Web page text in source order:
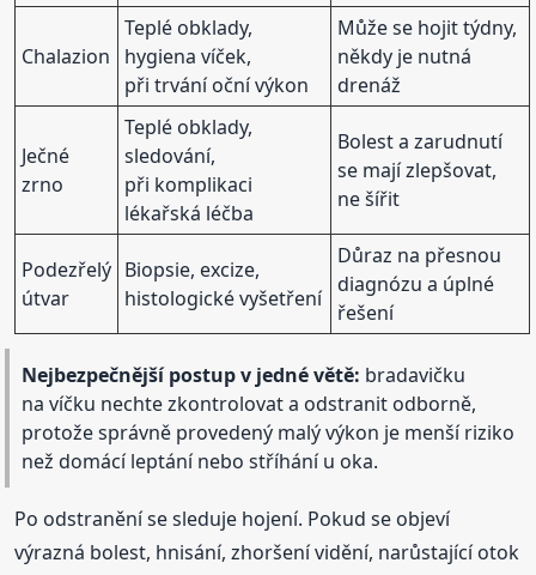
Chalazion
Teplé obklady,
hygiena víček,
při trvání oční výkon
Může se hojit týdny,
někdy je nutná
drenáž
Ječné
zrno
Teplé obklady,
sledování,
při komplikaci
lékařská léčba
Bolest a zarudnutí
se mají zlepšovat,
ne šířit
Podezřelý
útvar
Biopsie, excize,
histologické vyšetření
Důraz na přesnou
diagnózu a úplné
řešení
Nejbezpečnější postup v jedné větě: bradavičku
na víčku nechte zkontrolovat a odstranit odborně,
protože správně provedený malý výkon je menší riziko
než domácí leptání nebo stříhání u oka.
Po odstranění se sleduje hojení. Pokud se objeví
výrazná bolest, hnisání, zhoršení vidění, narůstající otok